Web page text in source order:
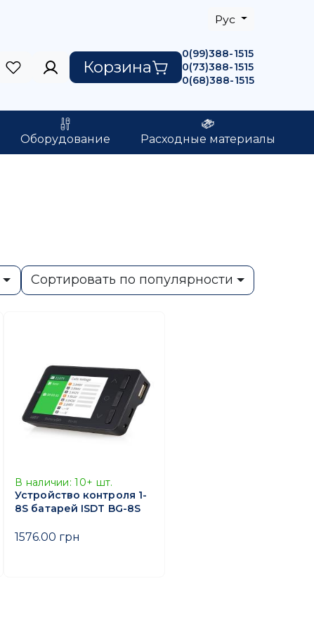
Рус
Корзина
0(99)388-1515
0(73)388-1515
0(68)388-1515
Оборудование Расходные материалы
Сортировать по популярности
В наличии: 10+ шт.
Устройство контроля 1-
8S батарей ISDT BG-8S
1576.00 грн